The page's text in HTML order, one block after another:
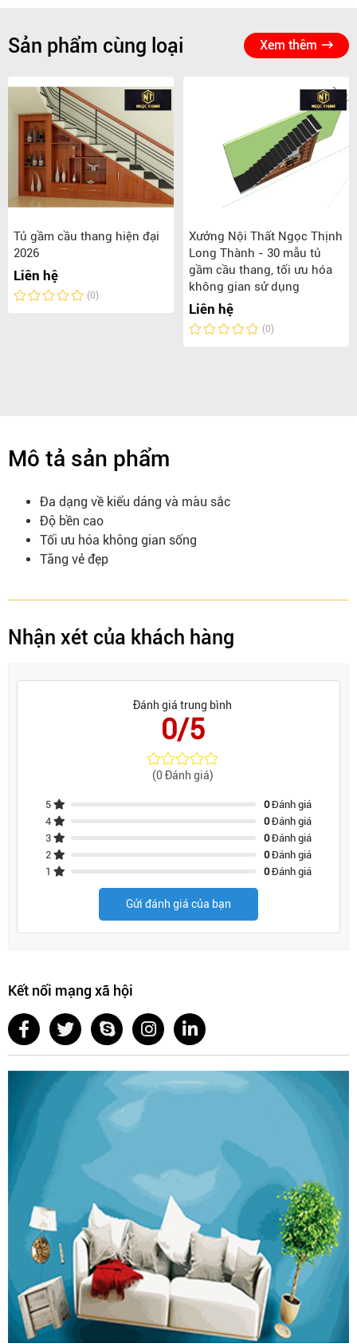
Sản phẩm cùng loại Xem thêm
Tủ gầm cầu thang hiện đại
2026
Liên hệ
(0)
Xưởng Nội Thất Ngọc Thịnh
Long Thành - 30 mẫu tủ
gầm cầu thang, tối ưu hóa
không gian sử dụng
Liên hệ
(0)
Mô tả sản phẩm
Đa dạng về kiểu dáng và màu sắc
Độ bền cao
Tối ưu hóa không gian sống
Tăng vẻ đẹp
Nhận xét của khách hàng
Đánh giá trung bình
0/5
(0 Đánh giá)
5 0Đánh giá
4
0Đánh giá
3
0Đánh giá
2
0Đánh giá
1
0Đánh giá
Gửi đánh giá của bạn
Kết nối mạng xã hội